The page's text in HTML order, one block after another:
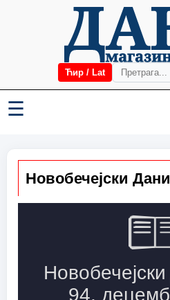
Ћир / Lat
☰
Новобечејски Дани